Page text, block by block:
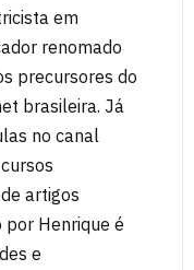
em
renomado
precursores do
brasileira. Já
no canal
artigos
por Henrique é
e